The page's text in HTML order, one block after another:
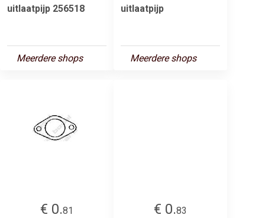
uitlaatpijp 256518
Meerdere shops
uitlaatpijp
Meerdere shops
€ 0.81
€ 0.83